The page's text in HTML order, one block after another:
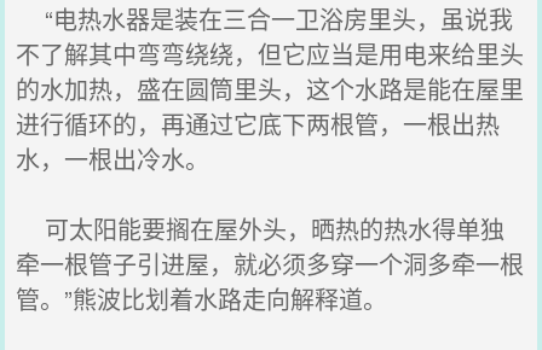
“电热水器是装在三合一卫浴房里头，虽说我
不了解其中弯弯绕绕，但它应当是用电来给里头
的水加热，盛在圆筒里头，这个水路是能在屋里
进行循环的，再通过它底下两根管，一根出热
水，一根出冷水。
可太阳能要搁在屋外头，晒热的热水得单独
牵一根管子引进屋，就必须多穿一个洞多牵一根
管。”熊波比划着水路走向解释道。